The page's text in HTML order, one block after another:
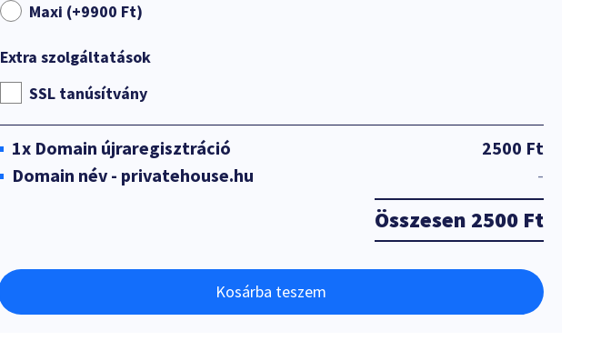
Maxi (+9900 Ft)
Extra szolgáltatások
SSL tanúsítvány
1x Domain újraregisztráció
2500 Ft
Domain név - privatehouse.hu
-
Összesen 2500 Ft
Kosárba teszem